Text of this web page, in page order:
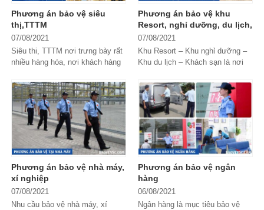
Phương án bảo vệ siêu
thị,TTTM
07/08/2021
Siêu thi, TTTM nơi trưng bày rất
nhiều hàng hóa, nơi khách hàng
sự thỏa mái, tự do khi mua sắm.
Để đảm...
Phương án bảo vệ khu
Resort, nghỉ dưỡng, du lịch,
khách sạn
07/08/2021
Khu Resort – Khu nghỉ dưỡng –
Khu du lịch – Khách sạn là nơi
dưỡng cho khách hàng. Ở đó
ngoài cảnh quan,...
Phương án bảo vệ nhà máy,
xí nghiệp
07/08/2021
Nhu cầu bảo vệ nhà máy, xí
Phương án bảo vệ ngân
hàng
06/08/2021
Ngân hàng là mục tiêu bảo vệ